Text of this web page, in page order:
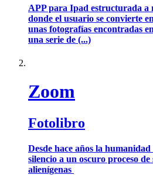
APP para Ipad estructurada a
donde el usuario se convierte
unas fotografías encontradas
una serie de (...)
Zoom
Fotolibro
Desde hace años la
silencio a un oscuro proceso
alienígenas